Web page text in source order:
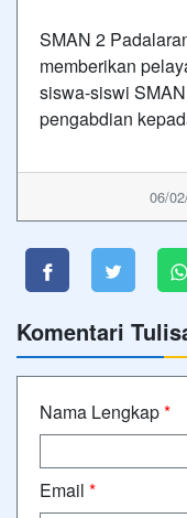
SMAN 2
memberikan
siswa-siswi
pengabdian
06/
Komentari
Nama Lengkap*
Email *